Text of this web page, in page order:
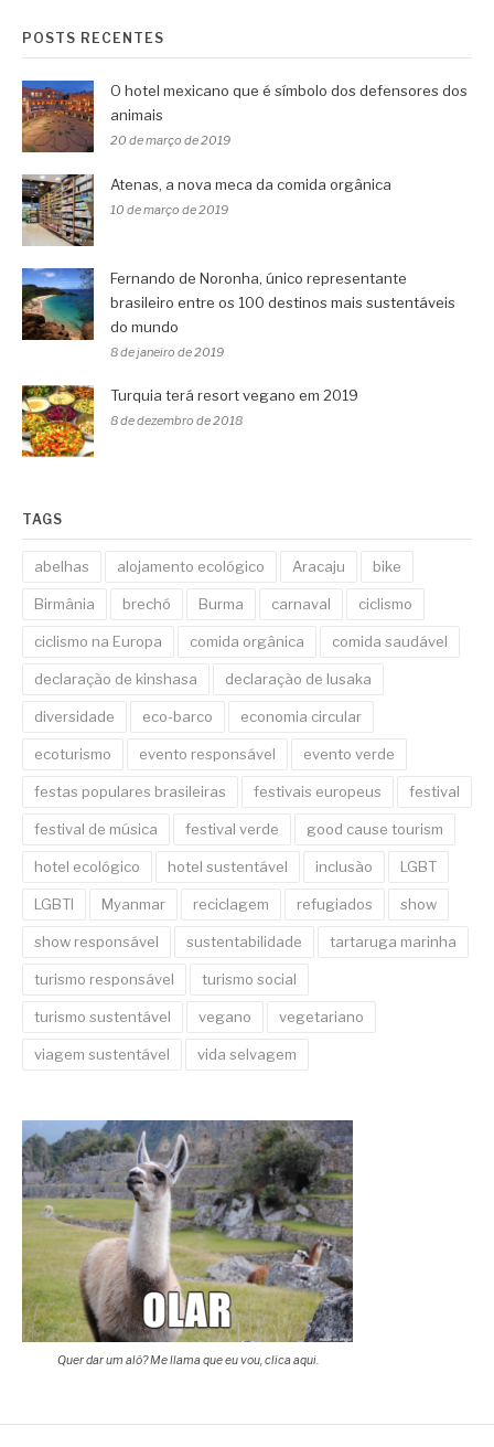
POSTS RECENTES
O hotel mexicano que é símbolo dos defensores dos
animais
20 de março de 2019
Atenas, a nova meca da comida orgânica
10 de março de 2019
Fernando de Noronha, único representante
brasileiro entre os 100 destinos mais sustentáveis
do mundo
8 de janeiro de 2019
Turquia terá resort vegano em 2019
8 de dezembro de 2018
TAGS
abelhas alojamento ecológico Aracaju bike
Birmânia brechó Burma carnaval ciclismo
ciclismo na Europa comida orgânica comida saudável
declaração de kinshasa declaração de lusaka
diversidade eco-barco economia circular
ecoturismo evento responsável evento verde
festas populares brasileiras festivais europeus festival
festival de música festival verde good cause tourism
hotel ecológico hotel sustentável inclusão LGBT
LGBTI Myanmar reciclagem refugiados show
show responsável sustentabilidade tartaruga marinha
turismo responsável turismo social
turismo sustentável vegano vegetariano
viagem sustentável vida selvagem
Quer dar um alô? Me llama que eu vou, clica aqui.